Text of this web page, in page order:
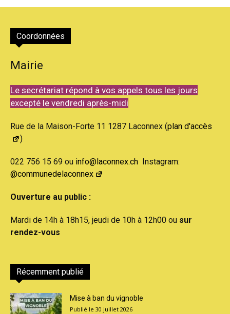
Coordonnées
Mairie
Le secrétariat répond à vos appels tous les jours
excepté le vendredi après-midi
Rue de la Maison-Forte 11 1287 Laconnex (plan d'accès
)
022 756 15 69 ou info@laconnex.ch Instagram:
@communedelaconnex
Ouverture au public :
Mardi de 14h à 18h15, jeudi de 10h à 12h00 ou sur
rendez-vous
Récemment publié
Mise à ban du vignoble
30 juillet 2026